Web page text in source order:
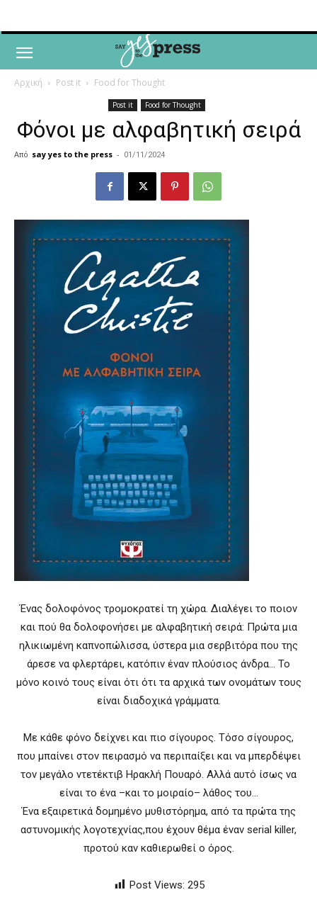
Αρχική Post it Food for Thought
Post it Food for Thought
Φόνοι με αλφαβητική σειρά
Από say yes to the press - 01/11/2024
Ένας δολοφόνος τρομοκρατεί τη χώρα. Διαλέγει το ποιον
και πού θα δολοφονήσει με αλφαβητική σειρά: Πρώτα μια
ηλικιωμένη καπνοπώλισσα, ύστερα μια σερβιτόρα που της
άρεσε να φλερτάρει, κατόπιν έναν πλούσιος άνδρα… Το
μόνο κοινό τους είναι ότι ότι τα αρχικά των ονομάτων τους
είναι διαδοχικά γράμματα.
Με κάθε φόνο δείχνει και πιο σίγουρος. Τόσο σίγουρος,
που μπαίνει στον πειρασμό να περιπαίξει και να μπερδέψει
τον μεγάλο ντετέκτιβ Ηρακλή Πουαρό. Αλλά αυτό ίσως να
είναι το ένα –και το μοιραίο– λάθος του…
Ένα εξαιρετικά δομημένο μυθιστόρημα, από τα πρώτα της
αστυνομικής λογοτεχνίας,που έχουν θέμα έναν serial killer,
προτού καν καθιερωθεί ο όρος.
Post Views: 295